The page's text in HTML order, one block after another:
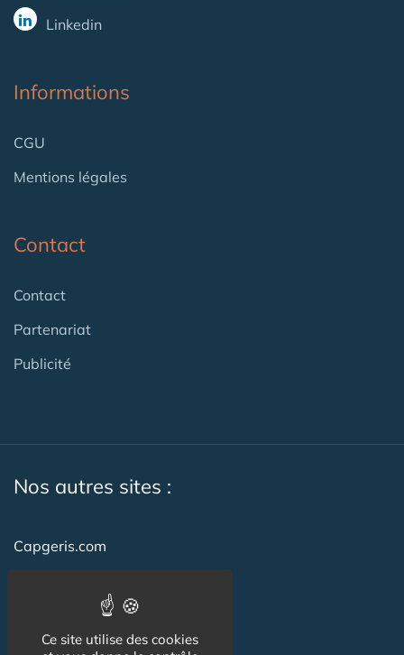
Linkedin
Informations
CGU
Mentions légales
Contact
Contact
Partenariat
Publicité
Nos autres sites :
Capgeris.com
Emploi-formation-sante.com
Seniorissimmo.com
Ce site utilise des cookies